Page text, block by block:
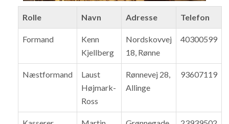
Rolle Navn Adresse Telefon
Formand
Kenn
Kjellberg
Nordskovvej
18, Rønne
40300599
Næstformand
Laust
Højmark-
Ross
Rønnevej 28,
Allinge
93607119